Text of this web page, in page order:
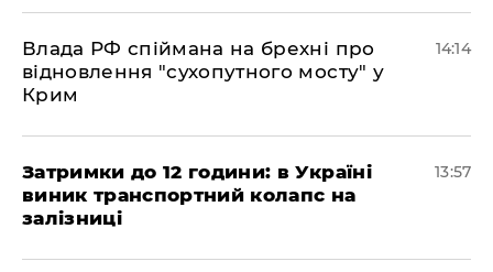
Влада РФ спіймана на брехні про
відновлення "сухопутного мосту" у
Крим
14:14
Затримки до 12 години: в Україні
виник транспортний колапс на
залізниці
13:57